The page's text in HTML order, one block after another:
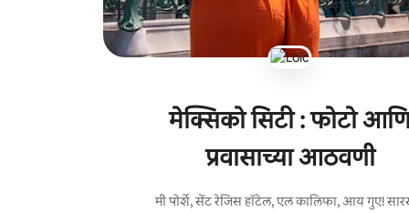
मेक्सिको सिटी : फोटो
प्रवासाच्या आठवणी
मी पोर्शे, सेंट रेजिस हॉटेल, एल कालिफा, आय गुए!